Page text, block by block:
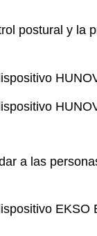
postural y la
a las